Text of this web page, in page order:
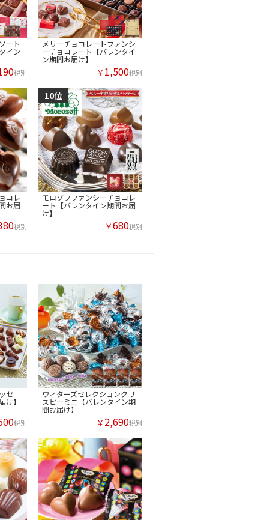
ート
イン
税別
メリーチョコレートファンシ
ーチョコレート【バレンタイ
ン期間お届け】
￥ 1,500税別
コレ
お届
税別
モロゾフファンシーチョコレ
ート【バレンタイン期間お届
け】
￥680税別
セ
け】
税別
ウィターズセレクションクリ
スピーミニ【バレンタイン期
間お届け】
￥ 2,690税別